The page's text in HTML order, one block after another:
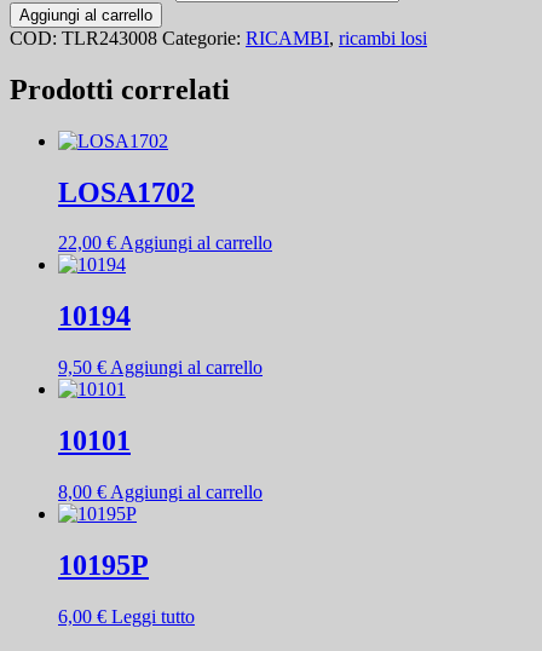
Aggiungi al carrello
COD: TLR243008 Categorie: RICAMBI, ricambi losi
Prodotti correlati
LOSA1702
22,00 €Aggiungi al carrello
10194
9,50 € Aggiungi al carrello
10101
8,00 € Aggiungi al carrello
10195P
6,00 € Leggi tutto